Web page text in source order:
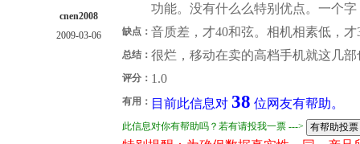
cnen2008
2009-03-06
功能。没有什么么特别优点。一个字
缺点： 音质差，才40和弦。相机相素低，
总结： 很烂，移动在卖的高档手机就这几
评分： 1.0
有用： 目前此信息对 38 位网友有帮助。
此信息对你有帮助吗？若有请投我一票 --->